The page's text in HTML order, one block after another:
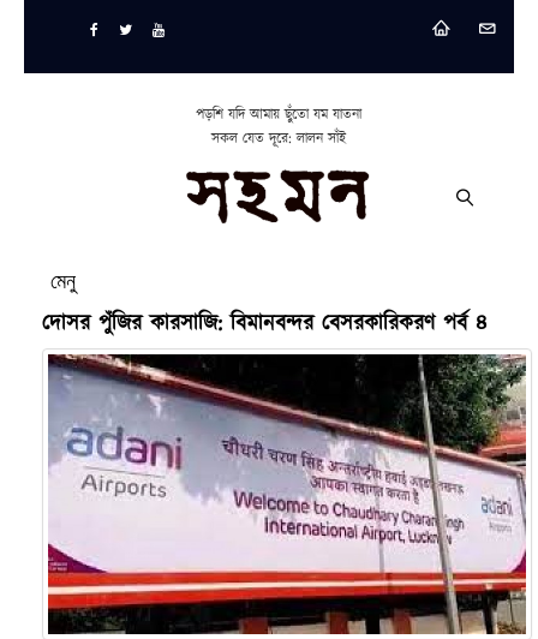
পড়শি যদি আমায় ছুঁতো যম যাতনা
সকল যেত দূরে: লালন সাঁই
মেনু
দোসর পুঁজির কারসাজি: বিমানবন্দর বেসরকারিকরণ পর্ব ৪